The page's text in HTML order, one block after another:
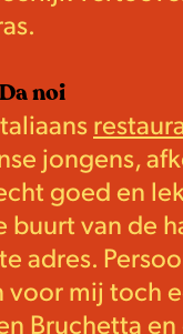
noi
jongens,
goed en
buurt van de
adres.
voor mij toch
Bruchetta en